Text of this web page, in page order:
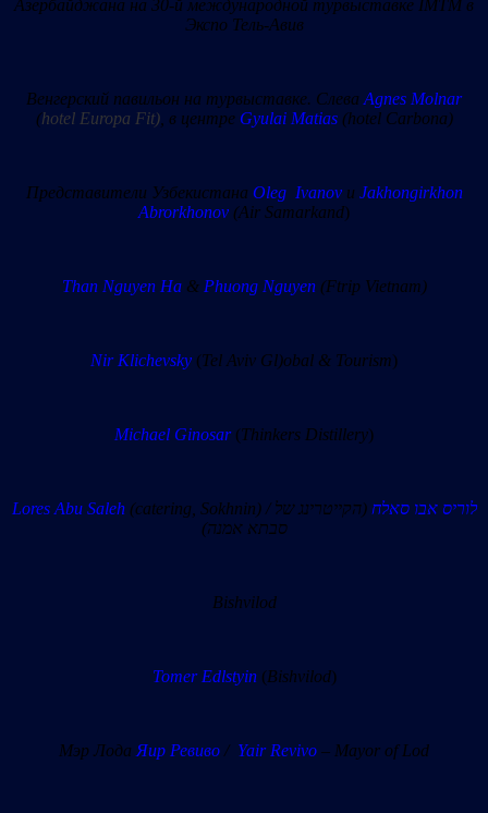
Азербайджана на 30-й международной турвыставке IMTM в
Экспо Тель-Авив
Венгерский павильон на турвыставке. Слева Agnes Molnar
(hotel Europa Fit), в центре Gyulai Matias(hotel Carbona)
Представители Узбекистана Oleg Ivanovи Jakhongirkhon
Abrorkhonov (Air Samarkand)
Than Nguyen Ha& Phuong Nguyen(Ftrip Vietnam)
Nir Klichevsky (Tel Aviv Gl)obal & Tourism)
Michael Ginosar(Thinkers Distillery)
Lores Abu Saleh(catering, Sokhnin) / לוריס אבו סאלח (הקייטרינג של
סבתא אמנה)
Bishvilod
Tomer Edlstyin(Bishvilod)
Мэр Лода Яир Ревиво / Yair Revivo – Mayor of Lod